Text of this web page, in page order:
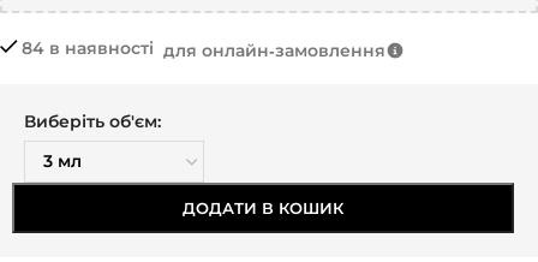
84 в наявності для онлайн‑замовлення
Виберіть об'єм:
ДОДАТИ В КОШИК